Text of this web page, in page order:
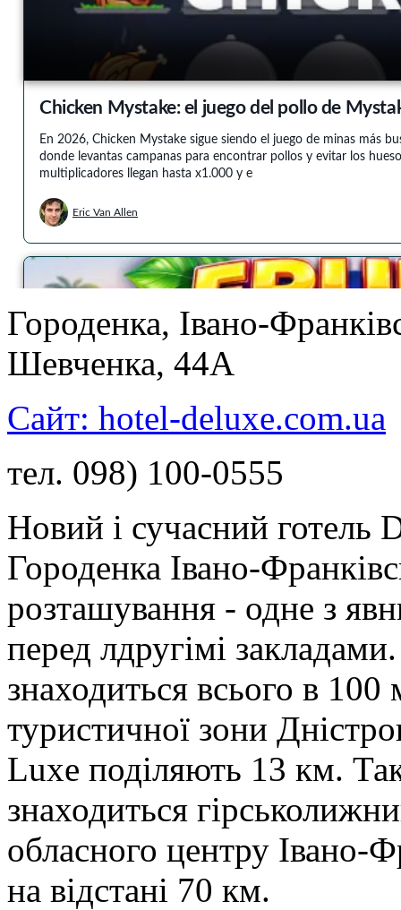
Городенка, Івано-
Шевченка, 44А
Cайт: hotel-deluxe.com.ua
тел. 098) 100-0555
Новий і сучасний готель
Городенка Івано-
розташування - одне з
перед лдругімі
знаходиться всього в 100
туристичної зони
Luxe поділяють 13 км.
знаходиться
обласного центру Івано-
на відстані 70 км.